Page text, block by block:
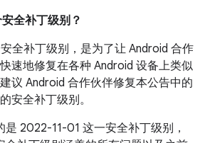
全补丁级别？
全补丁级别，是为了让 Android 合作
速地修复在各种 Android 设备上类似
议 Android 合作伙伴修复本公告中的
安全补丁级别。
是 2022-11-01 这一安全补丁级别，